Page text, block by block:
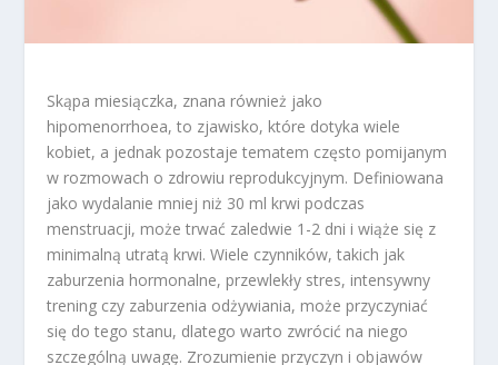
Skąpa miesiączka, znana również jako
hipomenorrhoea, to zjawisko, które dotyka wiele
kobiet, a jednak pozostaje tematem często pomijanym
w rozmowach o zdrowiu reprodukcyjnym. Definiowana
jako wydalanie mniej niż 30 ml krwi podczas
menstruacji, może trwać zaledwie 1-2 dni i wiąże się z
minimalną utratą krwi. Wiele czynników, takich jak
zaburzenia hormonalne, przewlekły stres, intensywny
trening czy zaburzenia odżywiania, może przyczyniać
się do tego stanu, dlatego warto zwrócić na niego
szczególną uwagę. Zrozumienie przyczyn i objawów